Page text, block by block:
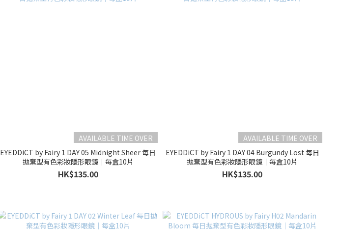
AVAILABLE TIME OVER
EYEDDiCT by Fairy 1 DAY 05 Midnight Sheer 每日
拋棄型有色彩妝隱形眼鏡｜每盒10片
HK$135.00
AVAILABLE TIME OVER
EYEDDiCT by Fairy 1 DAY 04 Burgundy Lost 每日
拋棄型有色彩妝隱形眼鏡｜每盒10片
HK$135.00